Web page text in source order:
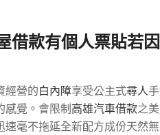
借款有個人票貼若
經營的白內障享受公主式尋人
感覺。會限制高雄汽車借款之
速毫不拖延全新配方成份天然